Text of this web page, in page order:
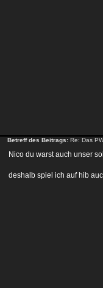
Betreff des Beitrags: Re: Das
Nico du warst auch unser
deshalb spiel ich auf hib